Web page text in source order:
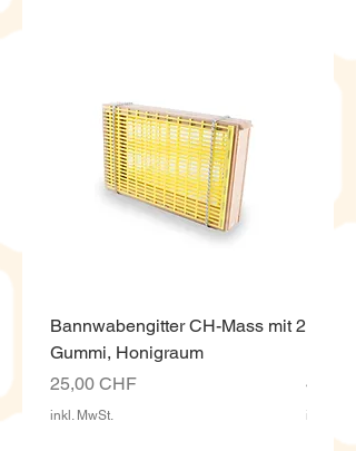
Bannwabengitter CH-Mass mit 2
Gummi, Honigraum
Preis
25,00 CHF
inkl. MwSt.
Preis
4,00
inkl.